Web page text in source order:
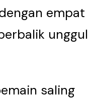
empat
unggul
saling